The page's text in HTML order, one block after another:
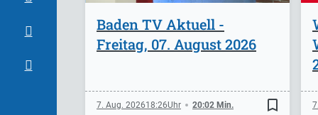
Baden TV Aktuell -
Freitag, 07. August 2026
7. Aug. 202618:26 20:02 Min. bookmark_border